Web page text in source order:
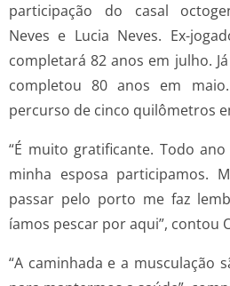
participação do casal
Neves e Lucia Neves. Ex-
completará 82 anos em julho.
completou 80 anos em
percurso de cinco quilômetros
“É muito gratificante. Todo
minha esposa participamos.
passar pelo porto me faz
íamos pescar por aqui”, contou
“A caminhada e a musculação